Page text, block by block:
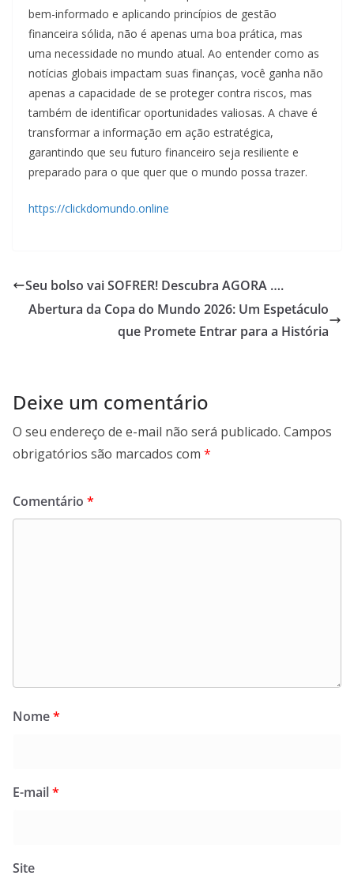
bem-informado e aplicando princípios de gestão
financeira sólida, não é apenas uma boa prática, mas
uma necessidade no mundo atual. Ao entender como as
notícias globais impactam suas finanças, você ganha não
apenas a capacidade de se proteger contra riscos, mas
também de identificar oportunidades valiosas. A chave é
transformar a informação em ação estratégica,
garantindo que seu futuro financeiro seja resiliente e
preparado para o que quer que o mundo possa trazer.
https://clickdomundo.online
Seu bolso vai SOFRER! Descubra AGORA ….
Abertura da Copa do Mundo 2026: Um Espetáculo
que Promete Entrar para a História
Deixe um comentário
O seu endereço de e-mail não será publicado. Campos
obrigatórios são marcados com *
Comentário *
Nome*
E-mail*
Site